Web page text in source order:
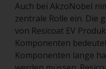
Auch bei AkzoNobel
zentrale Rolle ein. Die
von Resicoat EV
Komponenten
Komponenten lange